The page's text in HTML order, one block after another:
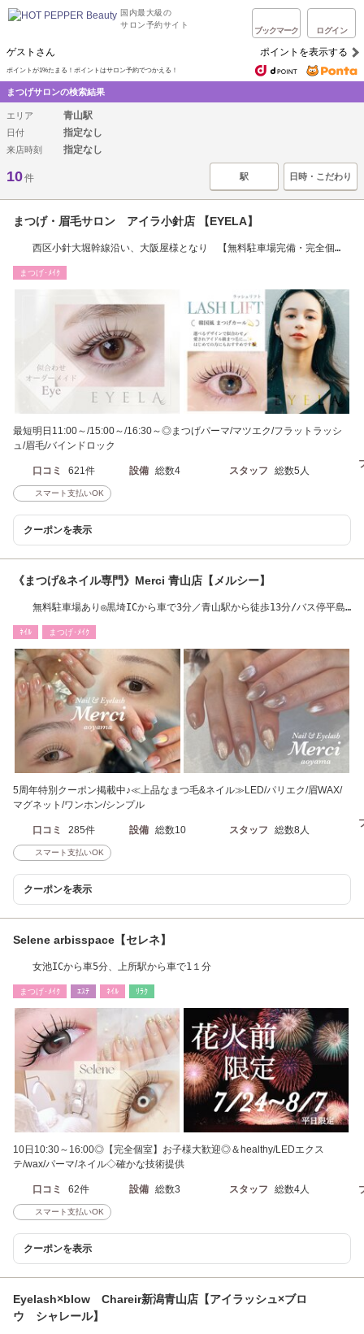
国内最大級の
サロン予約サイト
ブックマーク ログイン
ゲストさん ポイントを表示する
ポイントが1%たまる！ポイントはサロン予約でつかえる！
まつげサロンの検索結果
エリア 青山駅
日付 指定なし
来店時刻 指定なし
10件 駅 日時・こだわり
まつげ・眉毛サロン アイラ小針店 【EYELA】
西区小針大堀幹線沿い、大阪屋様となり 【無料駐車場完備・完全個
まつげ･ﾒｲｸ
最短明日11:00～/15:00～/16:30～◎まつげパーマ/マツエク/フラットラッシ
ュ/眉毛/バインドロック
口コミ 621件 設備 総数4 スタッフ 総数5人
スマート支払いOK
クーポンを表示
《まつげ&ネイル専門》Merci 青山店【メルシー】
無料駐車場あり◎黒埼ICから車で3分／青山駅から徒歩13分/バス停平島
ﾈｲﾙ まつげ･ﾒｲｸ
5周年特別クーポン掲載中♪≪上品なまつ毛&ネイル≫LED/パリエク/眉WAX/
マグネット/ワンホン/シンプル
口コミ 285件 設備 総数10 スタッフ 総数8人
スマート支払いOK
クーポンを表示
Selene arbisspace【セレネ】
女池ICから車5分、上所駅から車で1１分
まつげ･ﾒｲｸ ｴｽﾃ ﾈｲﾙ ﾘﾗｸ
10日10:30～16:00◎【完全個室】お子様大歓迎◎＆healthy/LEDエクス
テ/wax/パーマ/ネイル◇確かな技術提供
口コミ 62件 設備 総数3 スタッフ 総数4人
スマート支払いOK
クーポンを表示
Eyelash×blow Chareir新潟青山店【アイラッシュ×ブロ
ウ シャレール】